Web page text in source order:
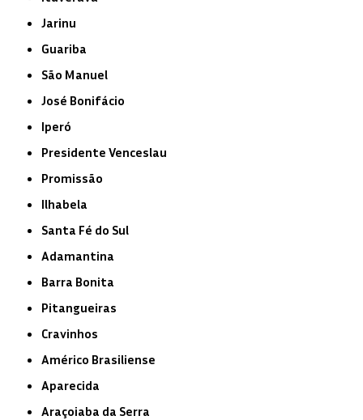
Jarinu
Guariba
São Manuel
José Bonifácio
Iperó
Presidente Venceslau
Promissão
Ilhabela
Santa Fé do Sul
Adamantina
Barra Bonita
Pitangueiras
Cravinhos
Américo Brasiliense
Aparecida
Araçoiaba da Serra